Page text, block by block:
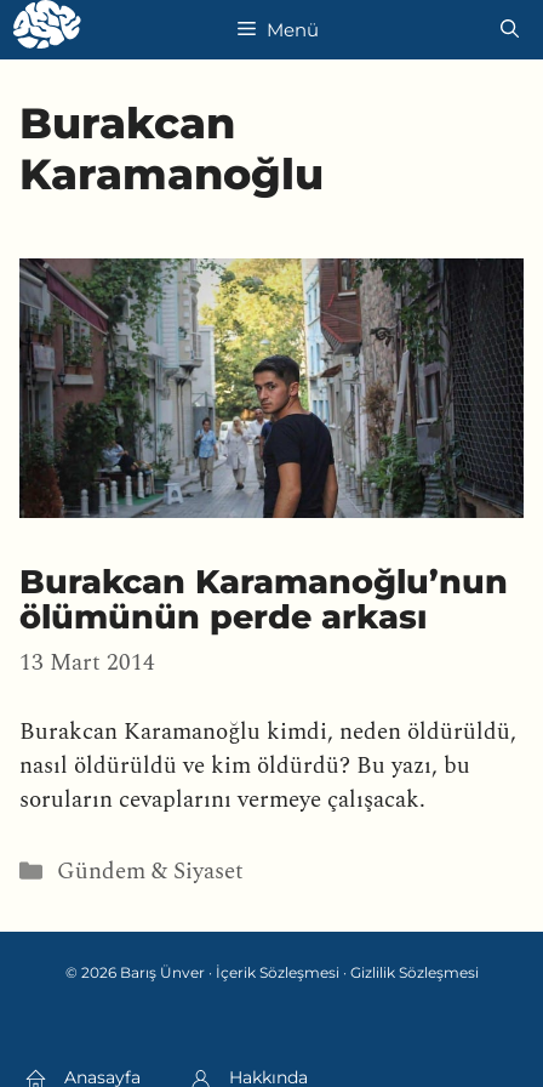
İçeriğe
atla
Menü
Burakcan
Karamanoğlu
Burakcan Karamanoğlu’nun
ölümünün perde arkası
13 Mart 2014
Burakcan Karamanoğlu kimdi, neden öldürüldü,
nasıl öldürüldü ve kim öldürdü? Bu yazı, bu
soruların cevaplarını vermeye çalışacak.
Kategoriler
Gündem & Siyaset
© 2026 Barış Ünver · İçerik Sözleşmesi · Gizlilik Sözleşmesi
Anasayfa Hakkında